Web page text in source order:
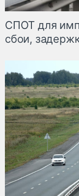
СПОТ для
сбои,